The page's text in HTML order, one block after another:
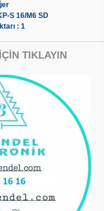
S 16/M6 SD
: 1
TIKLAYIN